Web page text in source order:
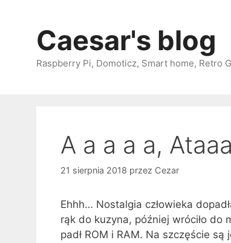
Caesar's blog
Raspberry Pi, Domoticz, Smart home, Retro
A a a a a,
21 sierpnia 2018 przez Cezar
Ehhh… Nostalgia człowieka
rąk do kuzyna, później wróciło do
padł ROM i RAM. Na szczęście